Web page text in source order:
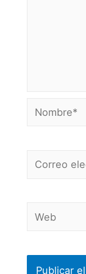
Nombre*
Correo
Web